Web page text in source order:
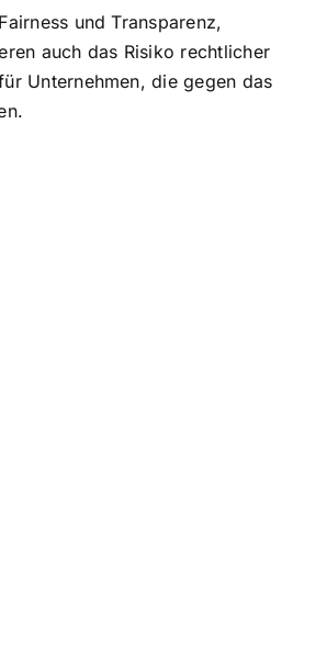
und Transparenz,
auch das Risiko rechtlicher
Unternehmen, die gegen das